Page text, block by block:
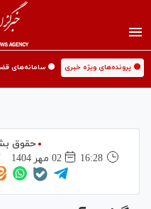
🟡 پرونده‌های ویژه خبری 🟡 سامانه‌های
حقوق
16:28
02 مهر 1404